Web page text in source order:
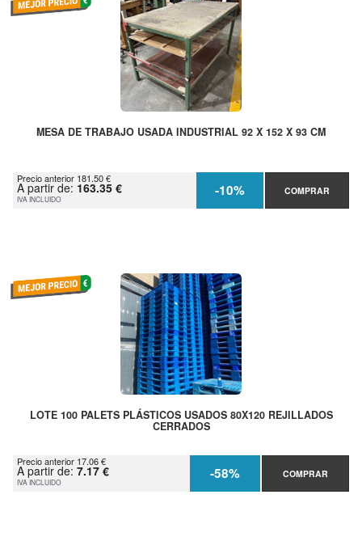
MESA DE TRABAJO USADA INDUSTRIAL 92 X 152 X 93 CM
Precio anterior 181.50 €
A partir de: 163.35 €
IVA INCLUIDO -10% COMPRAR
LOTE 100 PALETS PLÁSTICOS USADOS 80X120 REJILLADOS
CERRADOS
Precio anterior 17.06 €
A partir de: 7.17 €
IVA INCLUIDO -58% COMPRAR